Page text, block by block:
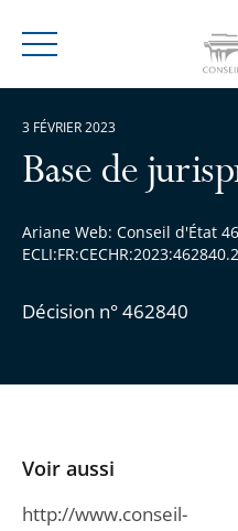
Menu
Base de
Ariane Web: Conseil d'État
Décision n° 462840
3 FÉVRIER 2023
Voir aussi
http://www.conseil-